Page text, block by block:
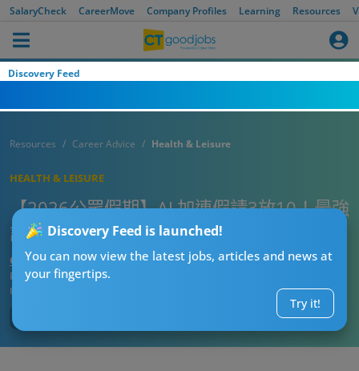
SalaryCheck CareerMove Company Profiles Learning Resources
Discovery Feed
Discovery Feed is launched!
You can now view the latest jobs, articles and news at
your fingertips.
Try it!
Resources Career Advice Health & Leisure
HEALTH & LEISURE
【2026公眾假期】AL加連假請3放10！最強
請假攻略
CT放假特攻隊
Published:2026-08-06 21:38
Updated: